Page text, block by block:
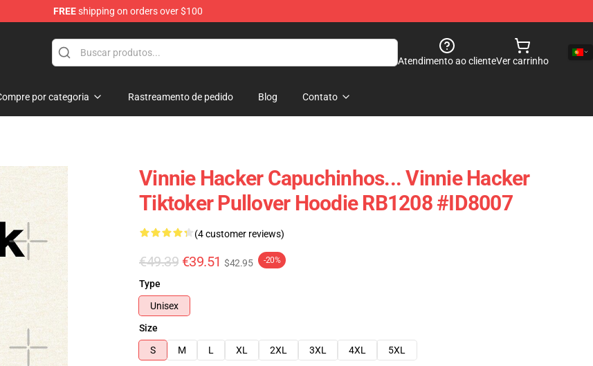
FREEshipping on orders over $100
Atendimento ao clienteVer carrinho
por categoria Rastreamento de pedido Blog Contato
Vinnie Hacker Capuchinhos... Vinnie Hacker
Tiktoker Pullover Hoodie RB1208 #ID8007
(4 customer reviews)
€49.39 €39.51 $42.95 -20%
Type
Unisex
Size
S
M L XL 2XL 3XL 4XL
5XL